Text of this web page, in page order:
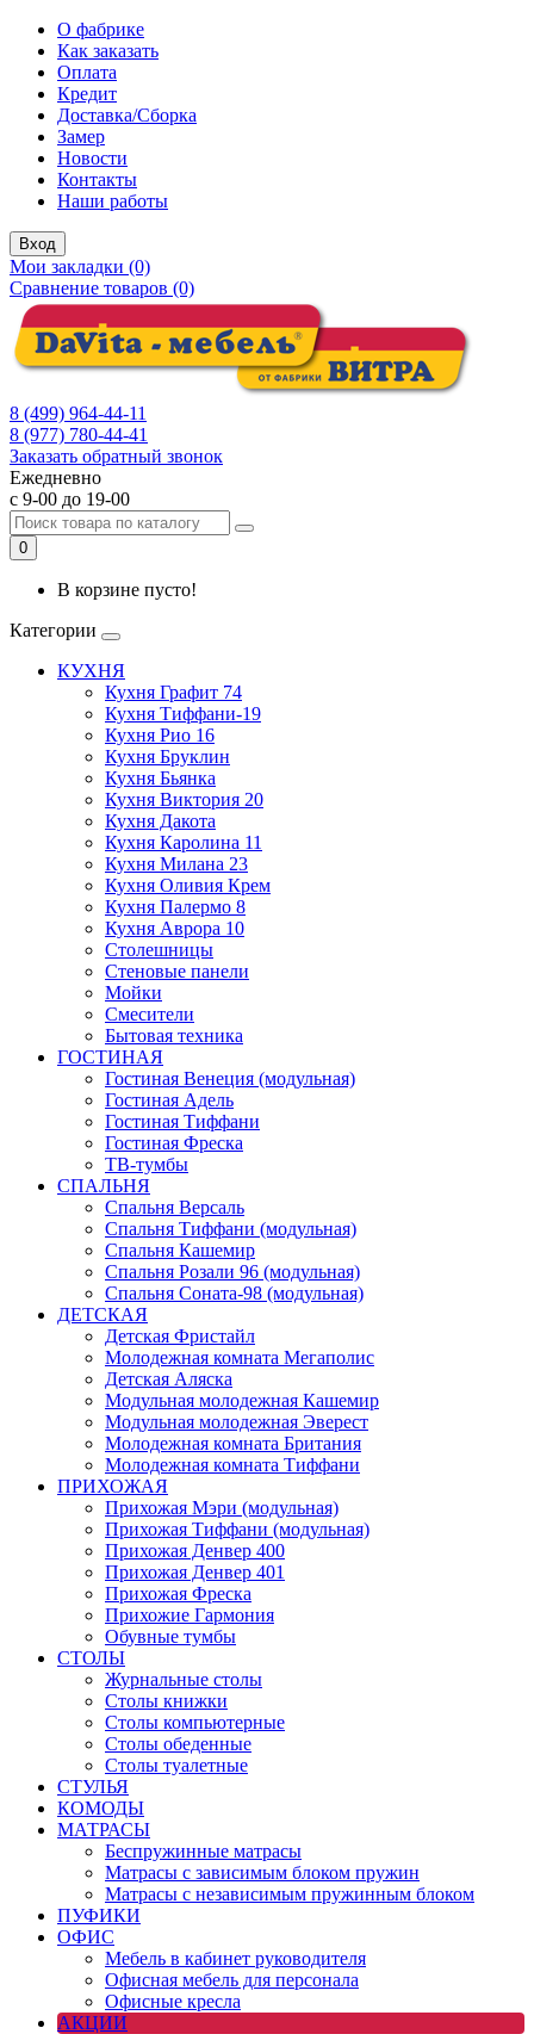
О фабрике
Как заказать
Оплата
Кредит
Доставка/Сборка
Замер
Новости
Контакты
Наши работы
Вход
Мои закладки (0)
Сравнение товаров (0)
8 (499) 964-44-11
8 (977) 780-44-41
Заказать обратный звонок
Ежедневно
с 9-00 до 19-00
0
В корзине пусто!
Категории
КУХНЯ
Кухня Графит 74
Кухня Тиффани-19
Кухня Рио 16
Кухня Бруклин
Кухня Бьянка
Кухня Виктория 20
Кухня Дакота
Кухня Каролина 11
Кухня Милана 23
Кухня Оливия Крем
Кухня Палермо 8
Кухня Аврора 10
Столешницы
Стеновые панели
Мойки
Смесители
Бытовая техника
ГОСТИНАЯ
Гостиная Венеция (модульная)
Гостиная Адель
Гостиная Тиффани
Гостиная Фреска
ТВ-тумбы
СПАЛЬНЯ
Спальня Версаль
Спальня Тиффани (модульная)
Спальня Кашемир
Спальня Розали 96 (модульная)
Спальня Соната-98 (модульная)
ДЕТСКАЯ
Детская Фристайл
Молодежная комната Мегаполис
Детская Аляска
Модульная молодежная Кашемир
Модульная молодежная Эверест
Молодежная комната Британия
Молодежная комната Тиффани
ПРИХОЖАЯ
Прихожая Мэри (модульная)
Прихожая Тиффани (модульная)
Прихожая Денвер 400
Прихожая Денвер 401
Прихожая Фреска
Прихожие Гармония
Обувные тумбы
СТОЛЫ
Журнальные столы
Столы книжки
Столы компьютерные
Столы обеденные
Столы туалетные
СТУЛЬЯ
КОМОДЫ
МАТРАСЫ
Беспружинные матрасы
Матрасы с зависимым блоком пружин
Матрасы с независимым пружинным блоком
ПУФИКИ
ОФИС
Мебель в кабинет руководителя
Офисная мебель для персонала
Офисные кресла
АКЦИИ